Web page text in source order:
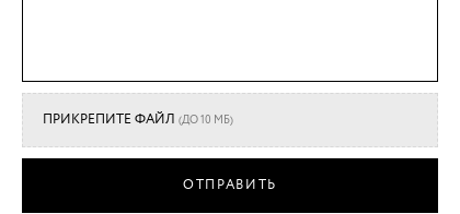
ПРИКРЕПИТЕ ФАЙЛ (ДО 10 MБ)